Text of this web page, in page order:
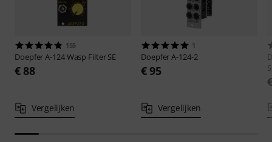
155
DoepferA-124 Wasp Filter SE
€ 88
Vergelijken
1
DoepferA-124-2
€ 95
Vergelijken